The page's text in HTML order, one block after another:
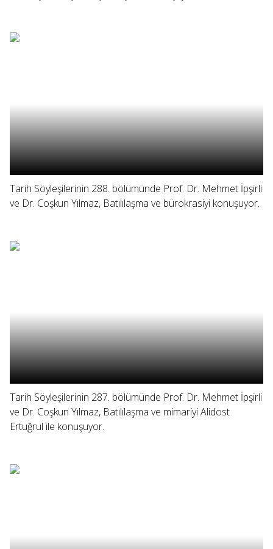
Tarih Söyleşilerinin 288. bölümünde Prof. Dr. Mehmet İpşirli
ve Dr. Coşkun Yılmaz, Batılılaşma ve bürokrasiyi konuşuyor.
Tarih Söyleşilerinin 287. bölümünde Prof. Dr. Mehmet İpşirli
ve Dr. Coşkun Yılmaz, Batılılaşma ve mimariyi Alidost
Ertuğrul ile konuşuyor.